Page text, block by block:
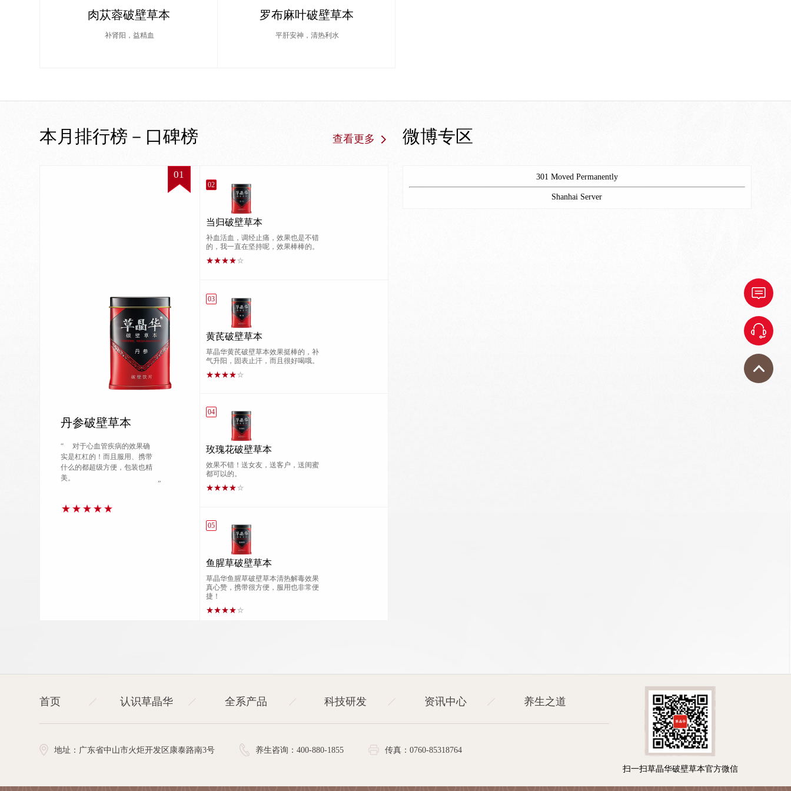
肉苁蓉破壁草本
补肾阳，益精血
罗布麻叶破壁草本
平肝安神，清热利水
本月排行榜－口碑榜 查看更多
01
丹参破壁草本
“
对于心血管疾病的效果确
实是杠杠的！而且服用、携带
什么的都超级方便，包装也精
美。
”
02
当归破壁草本
补血活血，调经止痛，效果也是不错
的，我一直在坚持呢，效果棒棒的。
03
黄芪破壁草本
草晶华黄芪破壁草本效果挺棒的，补
气升阳，固表止汗，而且很好喝哦。
04
玫瑰花破壁草本
效果不错！送女友，送客户，送闺蜜
都可以的。
05
鱼腥草破壁草本
草晶华鱼腥草破壁草本清热解毒效果
真心赞，携带很方便，服用也非常便
捷！
微博专区
301 Moved Permanently
Shanhai Server
扫一扫草晶华破壁草本官方微信
首页 认识草晶华 全系产品 科技研发 资讯中心 养生之道
地址：广东省中山市火炬开发区康泰路南3号 养生咨询：400-880-1855 传真：0760-85318764